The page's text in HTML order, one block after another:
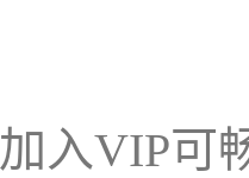
加入VIP可